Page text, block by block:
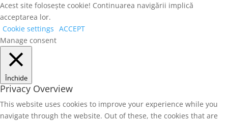
Acest site folosește cookie! Continuarea navigării implică
acceptarea lor.
Cookie settings ACCEPT
Manage consent
Închide
Privacy Overview
This website uses cookies to improve your experience while you
navigate through the website. Out of these, the cookies that are